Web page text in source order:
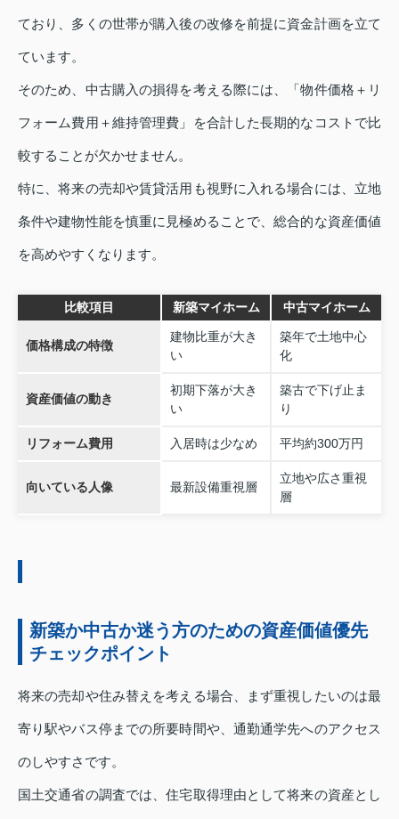
ており、多くの世帯が購入後の改修を前提に資金計画を立て
ています。
そのため、中古購入の損得を考える際には、「物件価格＋リ
フォーム費用＋維持管理費」を合計した長期的なコストで比
較することが欠かせません。
特に、将来の売却や賃貸活用も視野に入れる場合には、立地
条件や建物性能を慎重に見極めることで、総合的な資産価値
を高めやすくなります。
比較項目 新築マイホーム 中古マイホーム
価格構成の特徴
建物比重が大き
い
築年で土地中心
化
資産価値の動き
初期下落が大き
い
築古で下げ止ま
り
リフォーム費用 入居時は少なめ 平均約300万円
向いている人像 最新設備重視層
立地や広さ重視
層
新築か中古か迷う方のための資産価値優先
チェックポイント
将来の売却や住み替えを考える場合、まず重視したいのは最
寄り駅やバス停までの所要時間や、通勤通学先へのアクセス
のしやすさです。
国土交通省の調査では、住宅取得理由として将来の資産とし